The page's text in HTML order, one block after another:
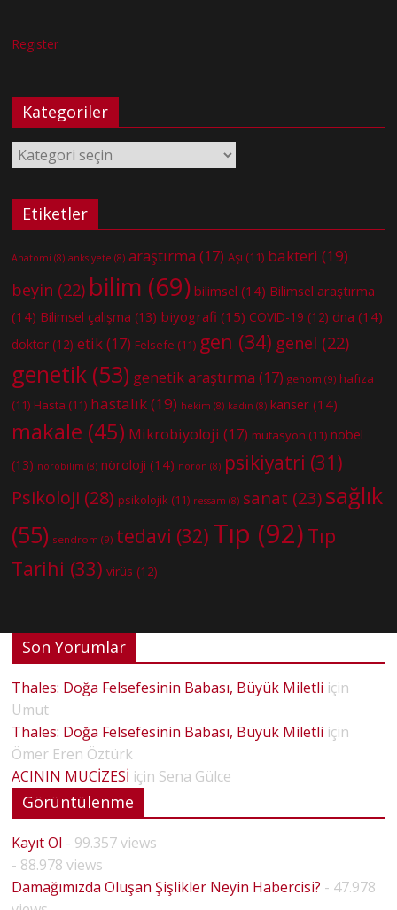
Register
Kategoriler
Kategoriler
Etiketler
Anatomi (8) anksiyete (8) araştırma (17) Aşı (11) bakteri (19)
beyin (22) bilim (69) bilimsel (14) Bilimsel araştırma
(14) Bilimsel çalışma (13) biyografi (15) COVID-19 (12) dna (14)
doktor (12) etik(17) Felsefe (11) gen (34) genel (22)
genetik (53) genetik araştırma (17) genom (9) hafıza
(11) Hasta (11) hastalık(19) hekim (8) kadın (8) kanser (14)
makale (45) Mikrobiyoloji (17) mutasyon (11) nobel
(13) nörobilim (8) nöroloji (14) nöron (8) psikiyatri (31)
Psikoloji (28) psikolojik (11) ressam (8) sanat (23) sağlık
(55) sendrom (9) tedavi (32) Tıp (92) Tıp
Tarihi (33) virüs (12)
Son Yorumlar
Thales: Doğa Felsefesinin Babası, Büyük Miletli için
Umut
Thales: Doğa Felsefesinin Babası, Büyük Miletli için
Ömer Eren Öztürk
ACININ MUCİZESİ için Sena Gülce
Görüntülenme
Kayıt Ol - 99.357 views
- 88.978 views
Damağımızda Oluşan Şişlikler Neyin Habercisi? - 47.978